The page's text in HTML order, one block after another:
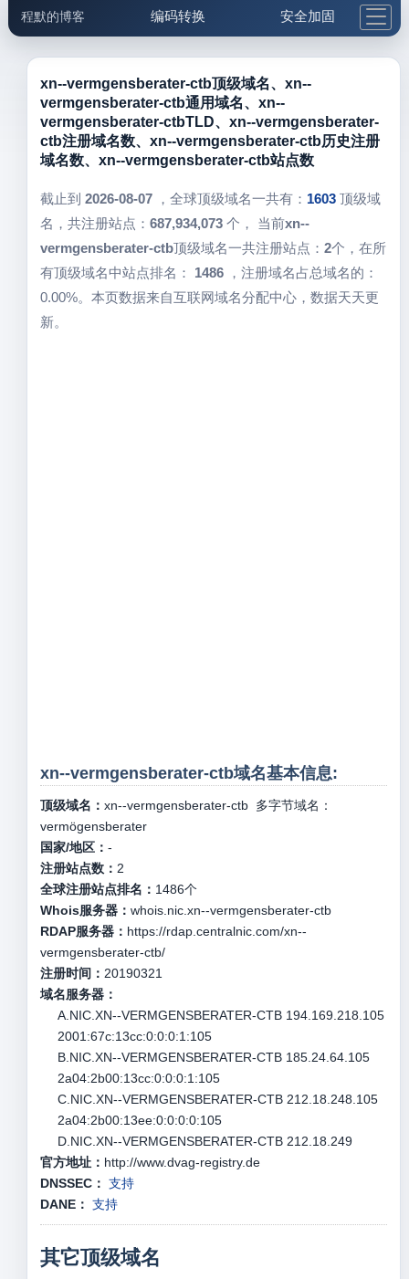
程默的博客 编码转换 安全加固
邮件工具 生活便民 更多工具
5.1支付宝大红包
xn--vermgensberater-ctb顶级域名、xn--
vermgensberater-ctb通用域名、xn--
vermgensberater-ctbTLD、xn--vermgensberater-
ctb注册域名数、xn--vermgensberater-ctb历史注册
域名数、xn--vermgensberater-ctb站点数
截止到 2026-08-07，全球顶级域名一共有： 1603 顶级域
名，共注册站点： 687,934,073 个， 当前xn--
vermgensberater-ctb顶级域名一共注册站点： 2个，在所
有顶级域名中站点排名： 1486，注册域名占总域名的：
0.00%。本页数据来自互联网域名分配中心，数据天天更
新。
xn--vermgensberater-ctb域名基本信息:
顶级域名： xn--vermgensberater-ctb多字节域名：
vermögensberater
国家/地区： -
注册站点数： 2
全球注册站点排名： 1486个
Whois服务器： whois.nic.xn--vermgensberater-ctb
RDAP服务器： https://rdap.centralnic.com/xn--
vermgensberater-ctb/
注册时间： 20190321
域名服务器：
A.NIC.XN--VERMGENSBERATER-CTB 194.169.218.105
2001:67c:13cc:0:0:0:1:105
B.NIC.XN--VERMGENSBERATER-CTB 185.24.64.105
2a04:2b00:13cc:0:0:0:1:105
C.NIC.XN--VERMGENSBERATER-CTB 212.18.248.105
2a04:2b00:13ee:0:0:0:0:105
D.NIC.XN--VERMGENSBERATER-CTB 212.18.249
官方地址： http://www.dvag-registry.de
DNSSEC： 支持
DANE： 支持
其它顶级域名